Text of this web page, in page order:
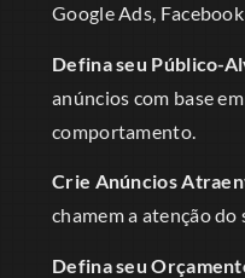
Google Ads,
Defina seu Público-
anúncios com base
comportamento.
Crie Anúncios
chamem a atenção
Defina seu